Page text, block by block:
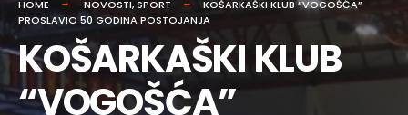
HOME NOVOSTI,SPORT
KOŠARKAŠKI KLUB “VOGOŠĆA”
PROSLAVIO 50 GODINA POSTOJANJA
KOŠARKAŠKI KLUB
“VOGOŠĆA”